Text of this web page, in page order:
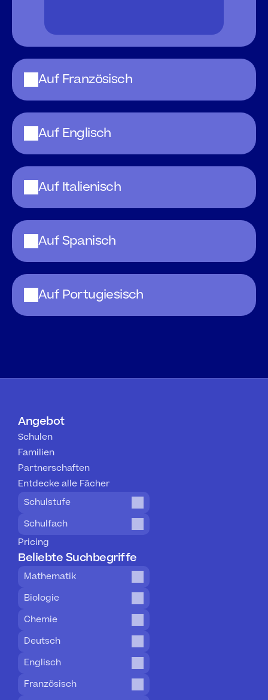
Auf Englisch
Auf Französisch
Auf Italienisch
Auf Spanisch
Auf Portugiesisch
Angebot
Schulen
Familien
Partnerschaften
Entdecke alle Fächer
Schulstufe
Schulfach
Pricing
Beliebte Suchbegriffe
Mathematik
Biologie
Chemie
Deutsch
Englisch
Französisch